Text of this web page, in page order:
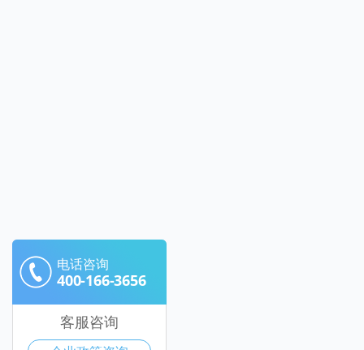
电话咨询
400-166-3656
客服咨询